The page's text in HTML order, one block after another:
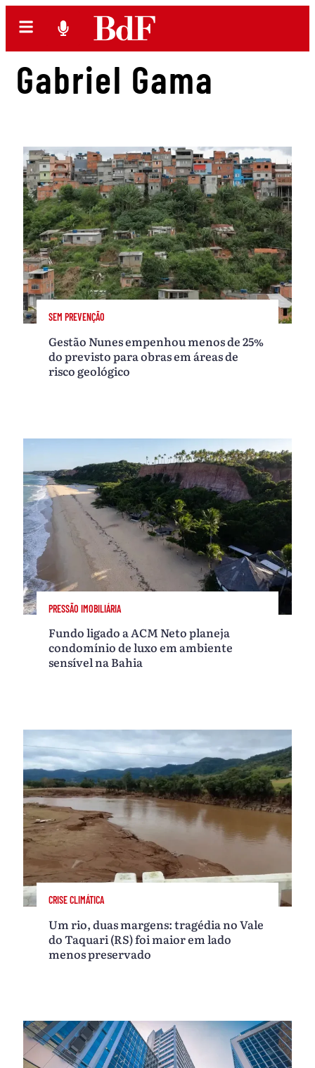
Gabriel Gama
SEM PREVENÇÃO
Gestão Nunes empenhou menos de 25%
do previsto para obras em áreas de
risco geológico
PRESSÃO IMOBILIÁRIA
Fundo ligado a ACM Neto planeja
condomínio de luxo em ambiente
sensível na Bahia
CRISE CLIMÁTICA
Um rio, duas margens: tragédia no Vale
do Taquari (RS) foi maior em lado
menos preservado